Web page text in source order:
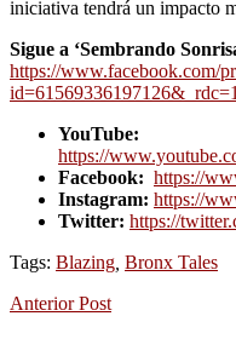
iniciativa tendrá un impacto
Sigue a ‘Sembrando
https://www.facebook.com/
YouTube:
https://
Facebook: https://
Instagram: https://
Twitter: https://
Tags: Blazing, Bronx Tales
Anterior Post